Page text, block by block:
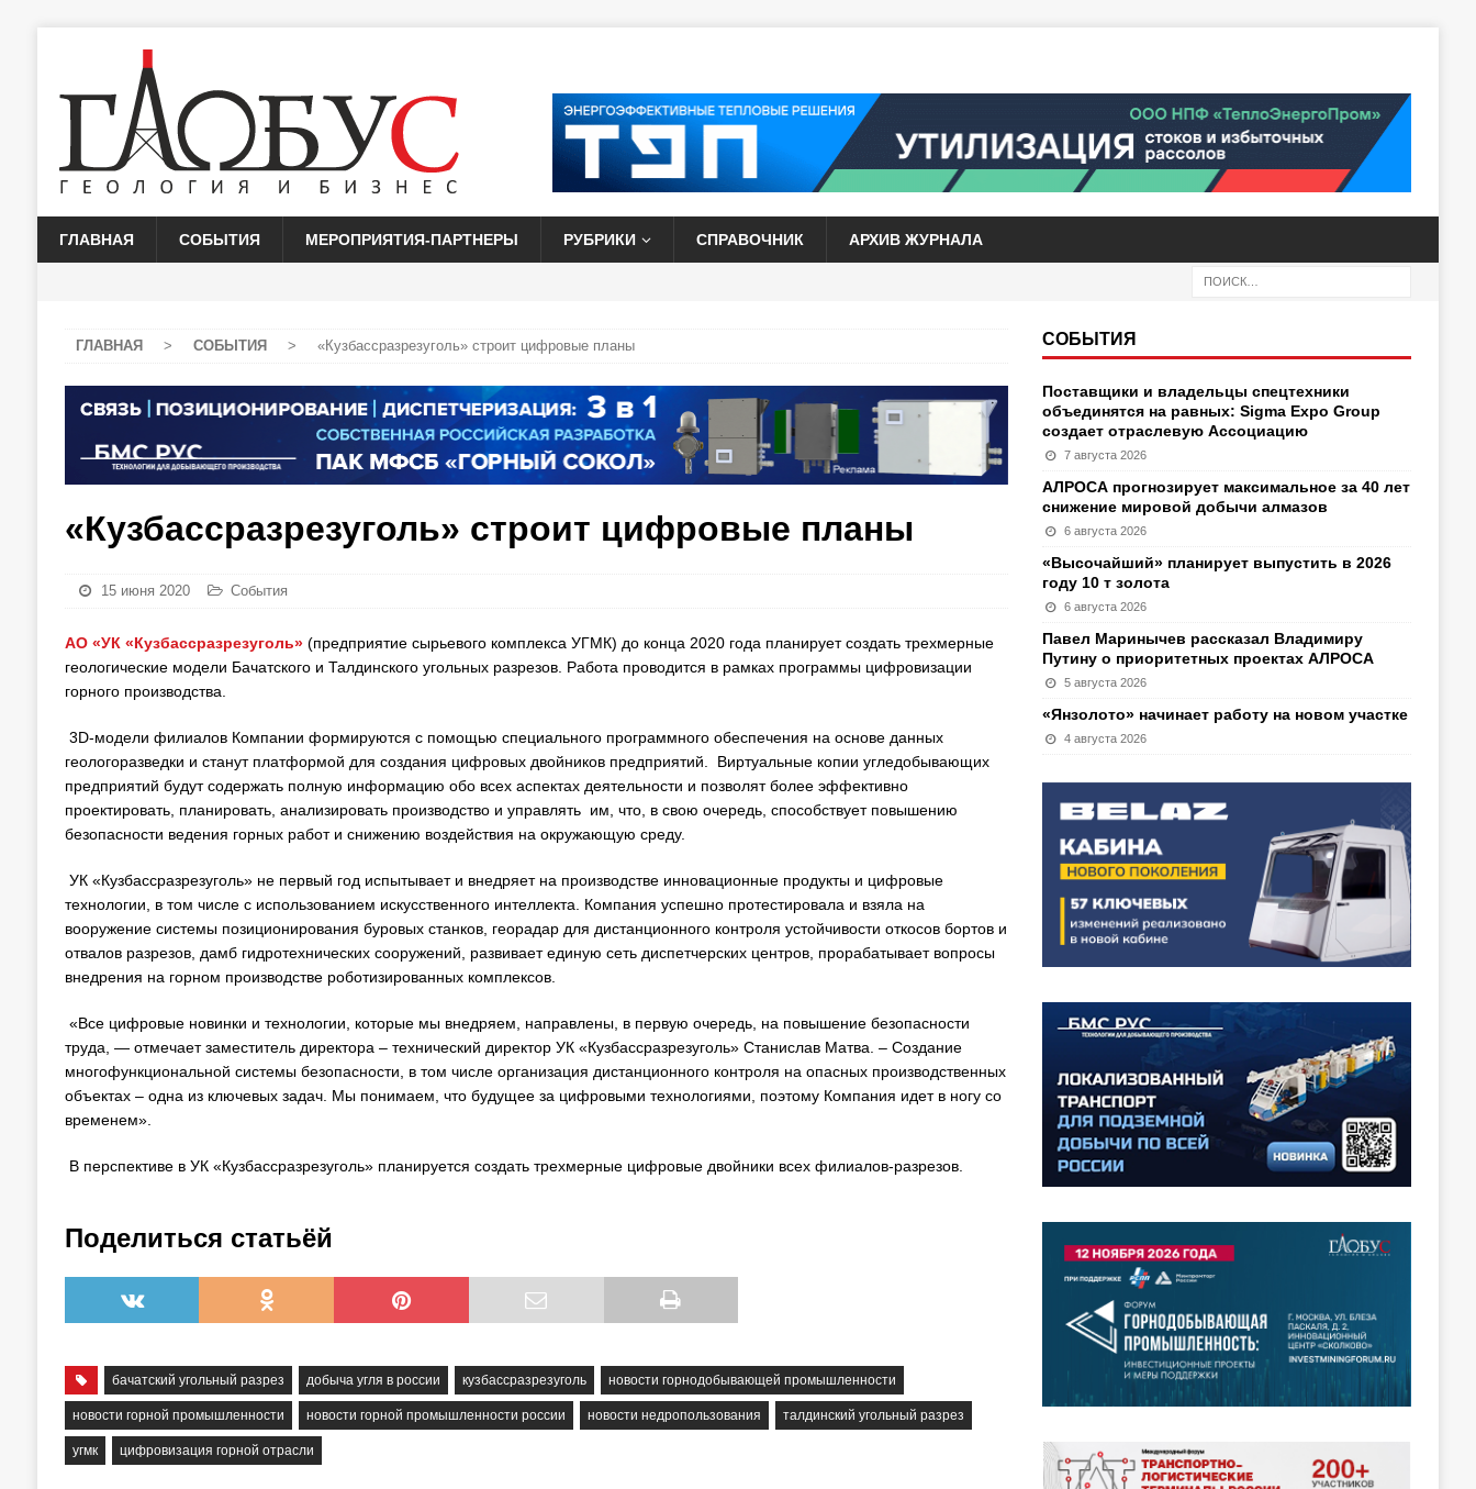
ГЛАВНАЯ СОБЫТИЯ МЕРОПРИЯТИЯ-ПАРТНЕРЫ РУБРИКИ СПРАВОЧНИК АРХИВ ЖУРНАЛА
ГЛАВНАЯ > СОБЫТИЯ > «Кузбассразрезуголь» строит цифровые планы
«Кузбассразрезуголь» строит цифровые планы
15 июня 2020 События
АО «УК «Кузбассразрезуголь»(предприятие сырьевого комплекса УГМК) до конца 2020 года планирует создать трехмерные
геологические модели Бачатского и Талдинского угольных разрезов. Работа проводится в рамках программы цифровизации
горного производства.
3D-модели филиалов Компании формируются с помощью специального программного обеспечения на основе данных
геологоразведки и станут платформой для создания цифровых двойников предприятий. Виртуальные копии угледобывающих
предприятий будут содержать полную информацию обо всех аспектах деятельности и позволят более эффективно
проектировать, планировать, анализировать производство и управлять им, что, в свою очередь, способствует повышению
безопасности ведения горных работ и снижению воздействия на окружающую среду.
УК «Кузбассразрезуголь» не первый год испытывает и внедряет на производстве инновационные продукты и цифровые
технологии, в том числе с использованием искусственного интеллекта. Компания успешно протестировала и взяла на
вооружение системы позиционирования буровых станков, георадар для дистанционного контроля устойчивости откосов бортов и
отвалов разрезов, дамб гидротехнических сооружений, развивает единую сеть диспетчерских центров, прорабатывает вопросы
внедрения на горном производстве роботизированных комплексов.
«Все цифровые новинки и технологии, которые мы внедряем, направлены, в первую очередь, на повышение безопасности
труда, — отмечает заместитель директора – технический директор УК «Кузбассразрезуголь» Станислав Матва. – Создание
многофункциональной системы безопасности, в том числе организация дистанционного контроля на опасных производственных
объектах – одна из ключевых задач. Мы понимаем, что будущее за цифровыми технологиями, поэтому Компания идет в ногу со
временем».
В перспективе в УК «Кузбассразрезуголь» планируется создать трехмерные цифровые двойники всех филиалов-разрезов.
Поделиться статьёй
бачатский угольный разрез добыча угля в россии кузбассразрезуголь новости горнодобывающей промышленности
новости горной промышленности новости горной промышленности россии новости недропользования талдинский угольный разрез
угмк цифровизация горной отрасли
СОБЫТИЯ
Поставщики и владельцы спецтехники
объединятся на равных: Sigma Expo Group
создает отраслевую Ассоциацию
7 августа 2026
АЛРОСА прогнозирует максимальное за 40 лет
снижение мировой добычи алмазов
6 августа 2026
«Высочайший» планирует выпустить в 2026
году 10 т золота
6 августа 2026
Павел Маринычев рассказал Владимиру
Путину о приоритетных проектах АЛРОСА
5 августа 2026
«Янзолото» начинает работу на новом участке
4 августа 2026